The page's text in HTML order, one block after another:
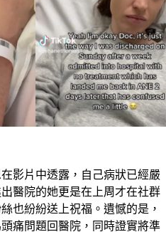
影片中透露，自己病狀已經嚴
醫院的她更是在上周才在社群
也紛紛送上祝福。遺憾的是，
痛問題回醫院，同時證實將準